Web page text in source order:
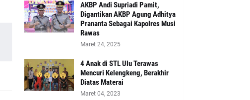
AKBP Andi Supriadi Pamit,
Digantikan AKBP Agung Adhitya
Prananta Sebagai Kapolres Musi
Rawas
Maret 24, 2025
4 Anak di STL Ulu Terawas
Mencuri Kelengkeng, Berakhir
Diatas Materai
Maret 04, 2023